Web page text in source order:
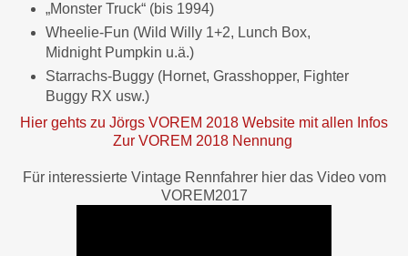
„Monster Truck“ (bis 1994)
Wheelie-Fun (Wild Willy 1+2, Lunch Box,
Midnight Pumpkin u.ä.)
Starrachs-Buggy (Hornet, Grasshopper, Fighter
Buggy RX usw.)
Hier gehts zu Jörgs VOREM 2018 Website mit allen Infos
Zur VOREM 2018 Nennung
Für interessierte Vintage Rennfahrer hier das Video vom
VOREM2017